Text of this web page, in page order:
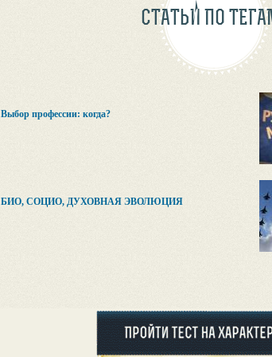
СТАТЬИ ПО
Выбор профессии: когда?
БИО, СОЦИО, ДУХОВНАЯ ЭВОЛЮЦИЯ